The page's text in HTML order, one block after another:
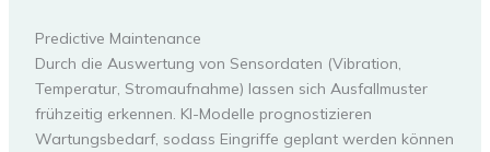
Predictive Maintenance
Durch die Auswertung von Sensordaten (Vibration,
Temperatur, Stromaufnahme) lassen sich Ausfallmuster
frühzeitig erkennen. KI-Modelle prognostizieren
Wartungsbedarf, sodass Eingriffe geplant werden können